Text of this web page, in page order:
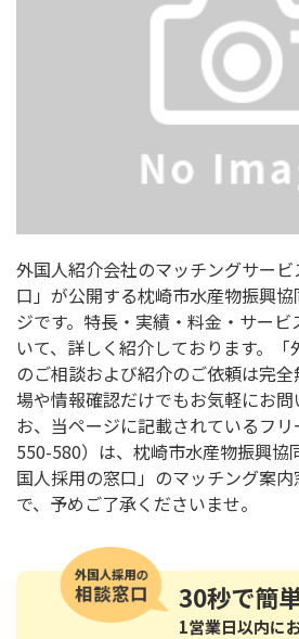
外国人紹介会社のマッチングサー
口」が公開する枕崎市水産物振興
ジです。特長・実績・料金・サー
いて、詳しく紹介しております。
のご相談および紹介のご依頼は完
場や情報確認だけでもお気軽にお
お、当ページに記載されているフ
550-580）は、枕崎市水産物振興協
国人採用の窓口」のマッチング案
で、予めご了承くださいませ。
30秒で簡
1営業日以内に